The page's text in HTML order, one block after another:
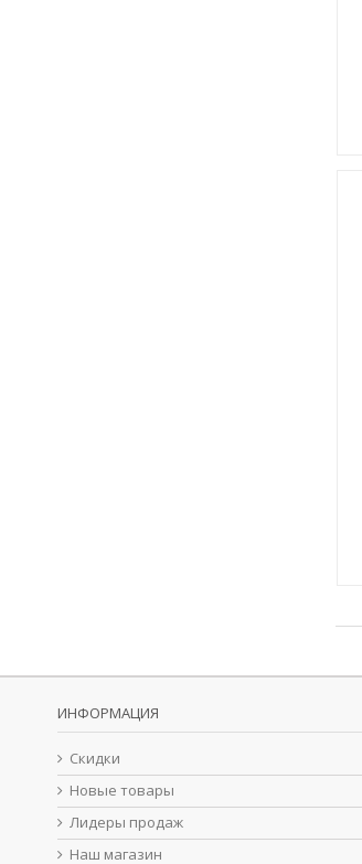
ИНФОРМАЦИЯ
Скидки
Новые товары
Лидеры продаж
Наш магазин